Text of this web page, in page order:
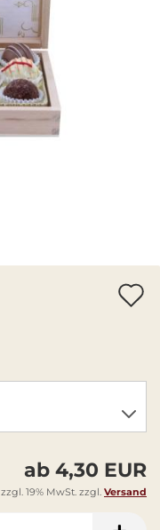
ab 4,30 EUR
zzgl. 19% MwSt. zzgl. Versand